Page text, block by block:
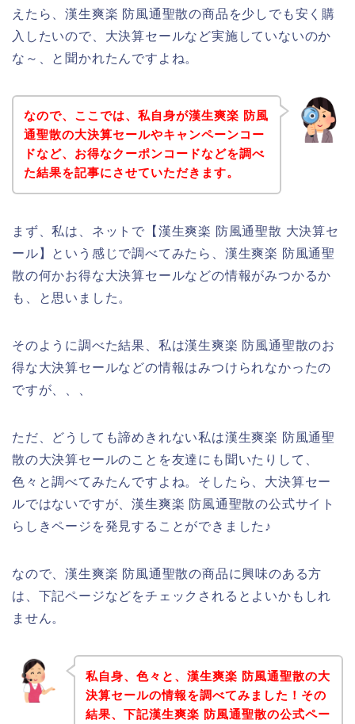
えたら、漢生爽楽 防風通聖散の商品を少しでも安く購
入したいので、大決算セールなど実施していないのか
な～、と聞かれたんですよね。
なので、ここでは、私自身が漢生爽楽 防風
通聖散の大決算セールやキャンペーンコー
ドなど、お得なクーポンコードなどを調べ
た結果を記事にさせていただきます。
まず、私は、ネットで【漢生爽楽 防風通聖散 大決算セ
ール】という感じで調べてみたら、漢生爽楽 防風通聖
散の何かお得な大決算セールなどの情報がみつかるか
も、と思いました。
そのように調べた結果、私は漢生爽楽 防風通聖散のお
得な大決算セールなどの情報はみつけられなかったの
ですが、、、
ただ、どうしても諦めきれない私は漢生爽楽 防風通聖
散の大決算セールのことを友達にも聞いたりして、
色々と調べてみたんですよね。そしたら、大決算セー
ルではないですが、漢生爽楽 防風通聖散の公式サイト
らしきページを発見することができました♪
なので、漢生爽楽 防風通聖散の商品に興味のある方
は、下記ページなどをチェックされるとよいかもしれ
ません。
私自身、色々と、漢生爽楽 防風通聖散の大
決算セールの情報を調べてみました！その
結果、下記漢生爽楽 防風通聖散の公式ペー